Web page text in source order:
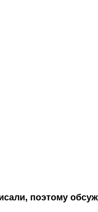
поэтому